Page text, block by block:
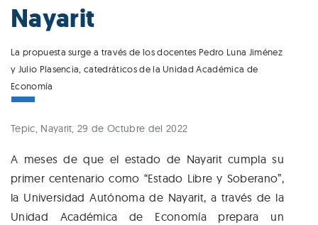
Nayarit
La propuesta surge a través de los docentes Pedro Luna Jiménez
y Julio Plasencia, catedráticos de la Unidad Académica de
Economía
Tepic, Nayarit, 29 de Octubre del 2022
A meses de que el estado de Nayarit cumpla su
primer centenario como “Estado Libre y Soberano”,
la Universidad Autónoma de Nayarit, a través de la
Unidad Académica de Economía prepara un